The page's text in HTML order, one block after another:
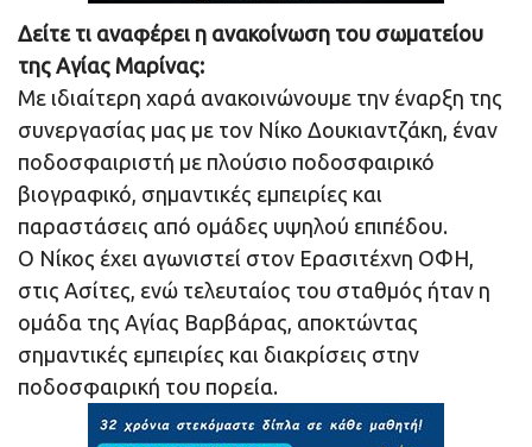
Δείτε τι αναφέρει η ανακοίνωση του σωματείου
της Αγίας Μαρίνας:
Με ιδιαίτερη χαρά ανακοινώνουμε την έναρξη της
συνεργασίας μας με τον Νίκο Δουκιαντζάκη, έναν
ποδοσφαιριστή με πλούσιο ποδοσφαιρικό
βιογραφικό, σημαντικές εμπειρίες και
παραστάσεις από ομάδες υψηλού επιπέδου.
Ο Νίκος έχει αγωνιστεί στον Ερασιτέχνη ΟΦΗ,
στις Ασίτες, ενώ τελευταίος του σταθμός ήταν η
ομάδα της Αγίας Βαρβάρας, αποκτώντας
σημαντικές εμπειρίες και διακρίσεις στην
ποδοσφαιρική του πορεία.